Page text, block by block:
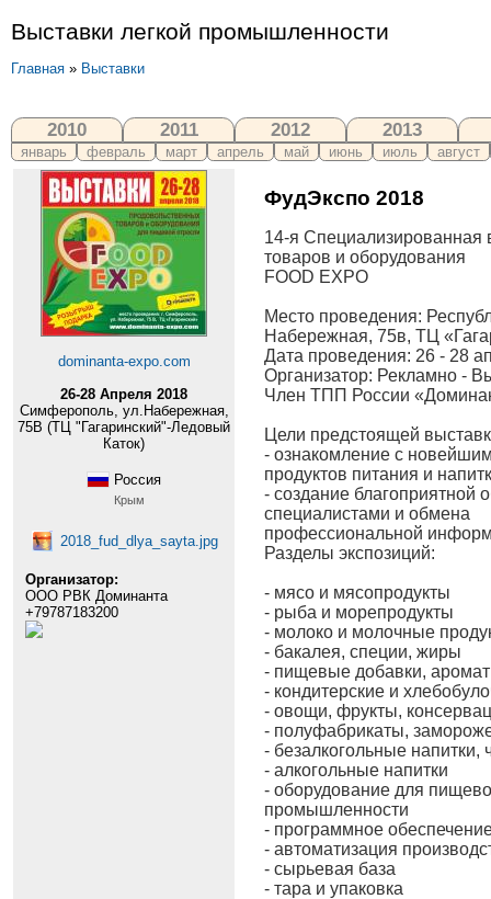
Выставки легкой промышленности
Главная » Выставки
2010 2011 2012 2013
январь февраль март апрель май июнь июль август
dominanta-expo.com
26-28 Апреля 2018
Симферополь, ул.Набережная,
75В (ТЦ "Гагаринский"-Ледовый
Каток)
Россия
Крым
2018_fud_dlya_sayta.jpg
Организатор:
ООО РВК Доминанта
+79787183200
ФудЭкспо 2018
14-я Специализированная
товаров и оборудования
FOOD EXPO
Место проведения:
Набережная, 75в, ТЦ
Дата проведения: 26 - 28
Организатор: Рекламно -
Член ТПП России
Цели предстоящей
- ознакомление с
продуктов питания и
- создание благоприятной
специалистами и обмена
профессиональной
Разделы экспозиций:
- мясо и мясопродукты
- рыба и морепродукты
- молоко и молочные
- бакалея, специи, жиры
- пищевые добавки,
- кондитерские и
- овощи, фрукты,
- полуфабрикаты,
- безалкогольные напитки,
- алкогольные напитки
- оборудование для
промышленности
- программное
- автоматизация
- сырьевая база
- тара и упаковка